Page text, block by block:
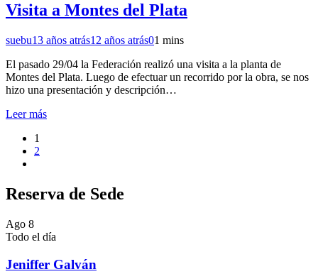
Visita a Montes del Plata
suebu13 años atrás12 años atrás01 mins
El pasado 29/04 la Federación realizó una visita a la planta de
Montes del Plata. Luego de efectuar un recorrido por la obra, se nos
hizo una presentación y descripción…
Leer más
1
2
Reserva de Sede
Ago 8
Todo el día
Jeniffer Galván